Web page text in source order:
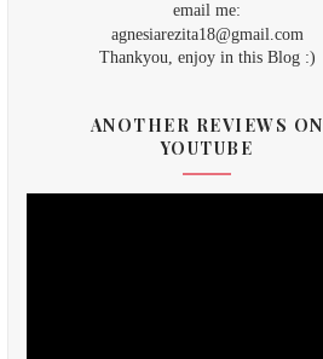
email me:
agnesiarezita18@gmail.com
Thankyou, enjoy in this Blog :)
ANOTHER REVIEWS ON
YOUTUBE